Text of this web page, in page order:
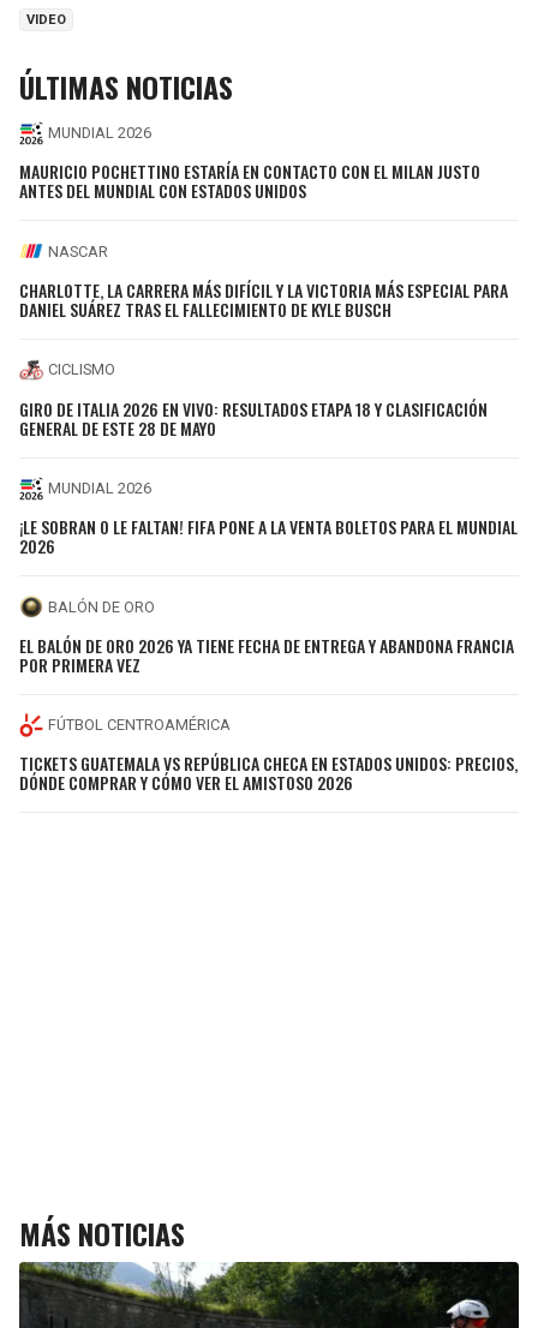
VIDEO
ÚLTIMAS NOTICIAS
MUNDIAL 2026
MAURICIO POCHETTINO ESTARÍA EN CONTACTO CON EL MILAN JUSTO
ANTES DEL MUNDIAL CON ESTADOS UNIDOS
NASCAR
CHARLOTTE, LA CARRERA MÁS DIFÍCIL Y LA VICTORIA MÁS ESPECIAL PARA
DANIEL SUÁREZ TRAS EL FALLECIMIENTO DE KYLE BUSCH
CICLISMO
GIRO DE ITALIA 2026 EN VIVO: RESULTADOS ETAPA 18 Y CLASIFICACIÓN
GENERAL DE ESTE 28 DE MAYO
MUNDIAL 2026
¡LE SOBRAN O LE FALTAN! FIFA PONE A LA VENTA BOLETOS PARA EL MUNDIAL
2026
BALÓN DE ORO
EL BALÓN DE ORO 2026 YA TIENE FECHA DE ENTREGA Y ABANDONA FRANCIA
POR PRIMERA VEZ
FÚTBOL CENTROAMÉRICA
TICKETS GUATEMALA VS REPÚBLICA CHECA EN ESTADOS UNIDOS: PRECIOS,
DÓNDE COMPRAR Y CÓMO VER EL AMISTOSO 2026
MÁS NOTICIAS